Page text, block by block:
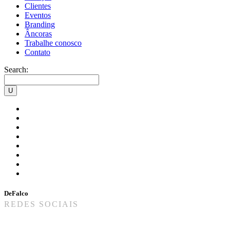
Clientes
Eventos
Branding
Âncoras
Trabalhe conosco
Contato
Search:
DeFalco
REDES SOCIAIS